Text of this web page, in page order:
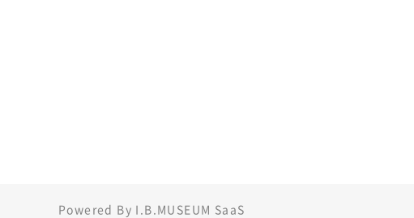
Powered By I.B.MUSEUM SaaS